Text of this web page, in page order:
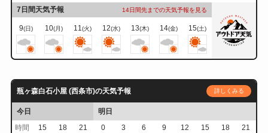
7日間天気予報 14日間先までの天気予報を見る
9(日) 10(月) 11(火) 12(水) 13(木) 14(金) 15(土)
瓶ヶ森白石小屋 (西条市)の天気予報 詳しくみる
今日
明日
時間
15 18 21 0 3 6 9 12 15 18
21